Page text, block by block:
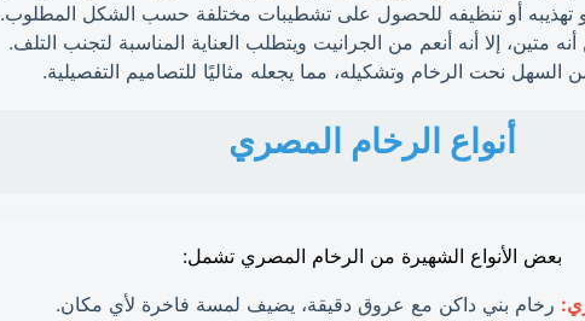
تهذيبه أو تنظيفه للحصول على تشطيبات مختلفة حسب الشكل المطلوب.
متين، إلا أنه أنعم من الجرانيت ويتطلب العناية المناسبة لتجنب التلف.
السهل نحت الرخام وتشكيله، مما يجعله مثاليًا للتصاميم التفصيلية.
أنواع الرخام المصري
بعض الأنواع الشهيرة من الرخام المصري تشمل:
رخام بني داكن مع عروق دقيقة، يضيف لمسة فاخرة لأي مكان.